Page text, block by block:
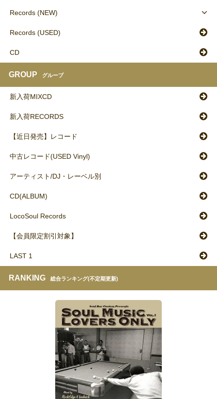
Records (NEW)
Records (USED)
CD
GROUP グループ
新入荷MIXCD
新入荷RECORDS
【近日発売】レコード
中古レコード(USED Vinyl)
アーティスト/DJ・レーベル別
CD(ALBUM)
LocoSoul Records
【会員限定割引対象】
LAST 1
RANKING 総合ランキング(不定期更新)